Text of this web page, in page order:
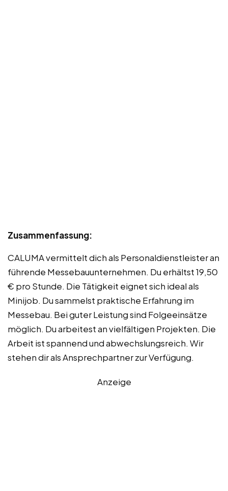
Zusammenfassung:
CALUMA vermittelt dich als Personaldienstleister an
führende Messebauunternehmen. Du erhältst 19,50
€ pro Stunde. Die Tätigkeit eignet sich ideal als
Minijob. Du sammelst praktische Erfahrung im
Messebau. Bei guter Leistung sind Folgeeinsätze
möglich. Du arbeitest an vielfältigen Projekten. Die
Arbeit ist spannend und abwechslungsreich. Wir
stehen dir als Ansprechpartner zur Verfügung.
Anzeige